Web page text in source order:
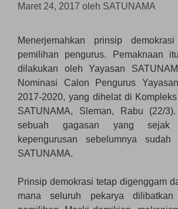
Maret 24, 2017 oleh SATUNAMA
Menerjemahkan prinsip
pemilihan pengurus. Pemaknaan
dilakukan oleh Yayasan
Nominasi Calon Pengurus
2017-2020, yang dihelat di
SATUNAMA, Sleman, Rabu (22/
sebuah gagasan yang sejak
kepengurusan sebelumnya
SATUNAMA.
Prinsip demokrasi tetap digenggam
mana seluruh pekarya